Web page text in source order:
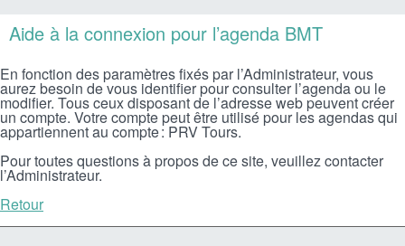
Aide à la connexion pour l’agenda BMT
En fonction des paramètres fixés par l’Administrateur, vous
aurez besoin de vous identifier pour consulter l’agenda ou le
modifier. Tous ceux disposant de l’adresse web peuvent créer
un compte. Votre compte peut être utilisé pour les agendas qui
appartiennent au compte : PRV Tours.
Pour toutes questions à propos de ce site, veuillez contacter
l’Administrateur.
Retour